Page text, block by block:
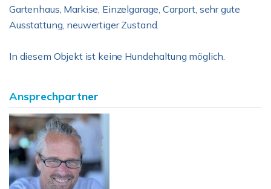
Gartenhaus, Markise, Einzelgarage, Carport, sehr gute
Ausstattung, neuwertiger Zustand.
In diesem Objekt ist keine Hundehaltung möglich.
Ansprechpartner